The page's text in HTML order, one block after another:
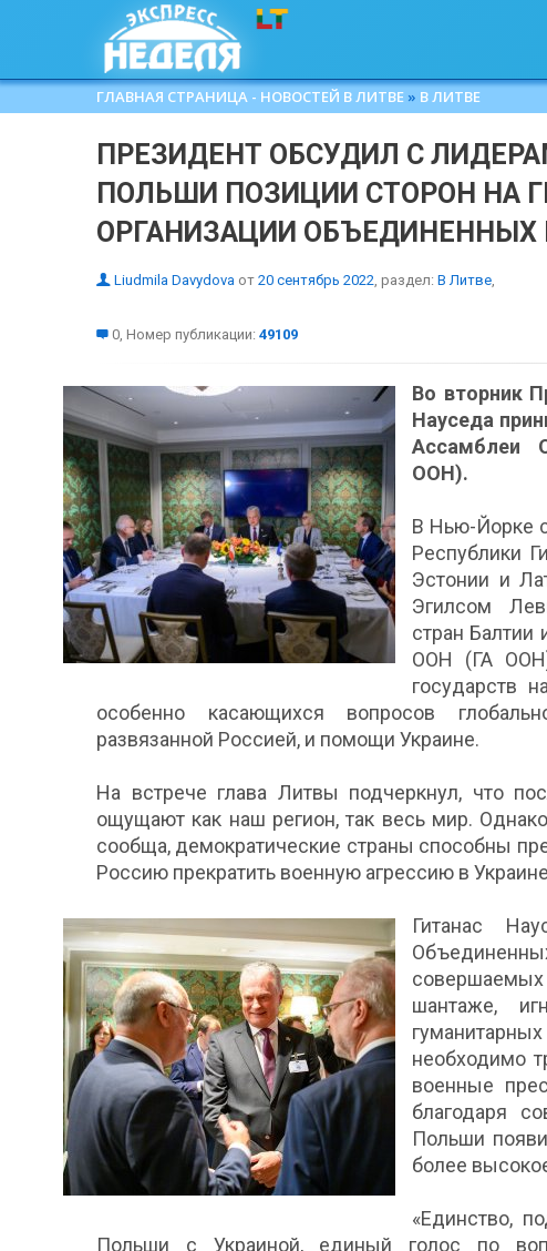
ГЛАВНАЯ СТРАНИЦА - НОВОСТЕЙ В ЛИТВЕ » В ЛИТВЕ
ПРЕЗИДЕНТ ОБСУДИЛ С
ПОЛЬШИ ПОЗИЦИИ СТОРОН НА
ОРГАНИЗАЦИИ ОБЪЕДИНЕННЫХ
Liudmila Davydova от 20 сентябрь 2022, раздел: В Литве,
0, Номер публикации: 49109
Во вторник
Науседа
Ассамблеи
ООН).
В Нью-Йорке
Республики
Эстонии и
Эгилсом
стран Балтии
ООН (ГА
государств
особенно касающихся вопросов
развязанной Россией, и помощи Украине.
На встрече глава Литвы подчеркнул, что
ощущают как наш регион, так весь мир.
сообща, демократические страны способны
Россию прекратить военную агрессию в
Гитанас
совершаемых
шантаже,
необходимо
военные
благодаря
Польши
более
«Единство,
Польши с Украиной, единый голос по